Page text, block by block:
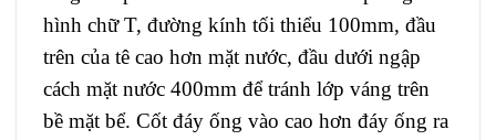
hình chữ T, đường kính tối thiểu 100mm, đầu
trên của tê cao hơn mặt nước, đầu dưới ngập
cách mặt nước 400mm để tránh lớp váng trên
bề mặt bể. Cốt đáy ống vào cao hơn đáy ống ra